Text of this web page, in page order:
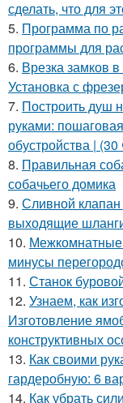
сделать, что для
5. Программа по
программы для
6. Врезка замков
Установка с
7. Построить душ
руками:
обустройства |
8. Правильная
собачьего домика
9. Сливной
выходящие
10. Межкомнатные
минусы
11. Станок
12. Узнаем, как
Изготовление
конструктивных
13. Как своими
гардеробную: 6
14. Как убрать